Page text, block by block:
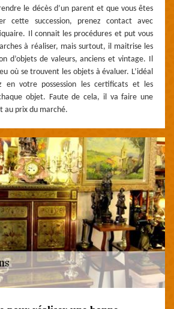
le décès d’un parent et que vous êtes
cette succession, prenez contact avec
Il connait les procédures et put vous
à réaliser, mais surtout, il maitrise les
d’objets de valeurs, anciens et vintage. Il
où se trouvent les objets à évaluer. L’idéal
en votre possession les certificats et les
objet. Faute de cela, il va faire une
au prix du marché.